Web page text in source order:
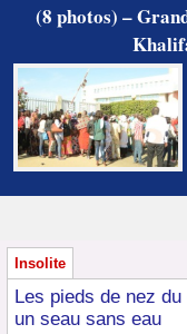
(8 photos) –
Insolite
Les pieds de nez
un seau sans eau